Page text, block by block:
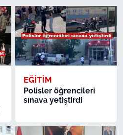
EĞİTİM
Polisler öğrencileri
sınava yetiştirdi